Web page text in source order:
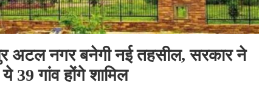
अटल नगर बनेगी नई तहसील, सरकार ने
39 गांव होंगे शामिल